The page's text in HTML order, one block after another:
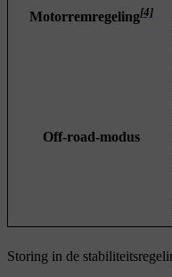
Motorremregeling[4]
Off-road-modus
Storing in de